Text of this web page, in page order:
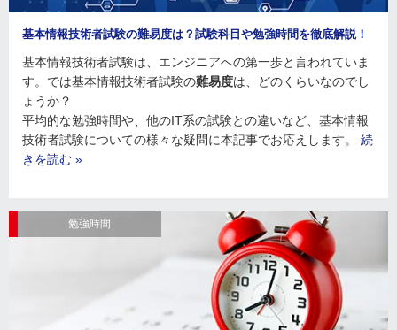
基本情報技術者試験の難易度は？試験科目や勉強時間を徹底解説！
基本情報技術者試験は、エンジニアへの第一歩と言われていま
す。では基本情報技術者試験の難易度は、どのくらいなのでし
ょうか？
平均的な勉強時間や、他のIT系の試験との違いなど、基本情報
技術者試験についての様々な疑問に本記事でお応えします。 続
きを読む »
勉強時間